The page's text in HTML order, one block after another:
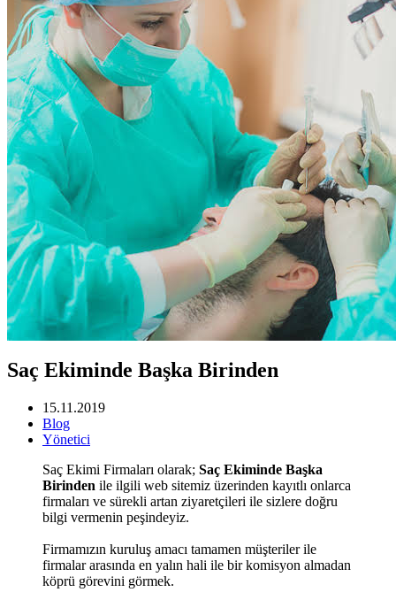
Saç Ekiminde Başka Birinden
15.11.2019
Blog
Yönetici
Saç Ekimi Firmaları olarak; Saç Ekiminde Başka
Birinden ile ilgili web sitemiz üzerinden kayıtlı onlarca
firmaları ve sürekli artan ziyaretçileri ile sizlere doğru
bilgi vermenin peşindeyiz.
Firmamızın kuruluş amacı tamamen müşteriler ile
firmalar arasında en yalın hali ile bir komisyon almadan
köprü görevini görmek.